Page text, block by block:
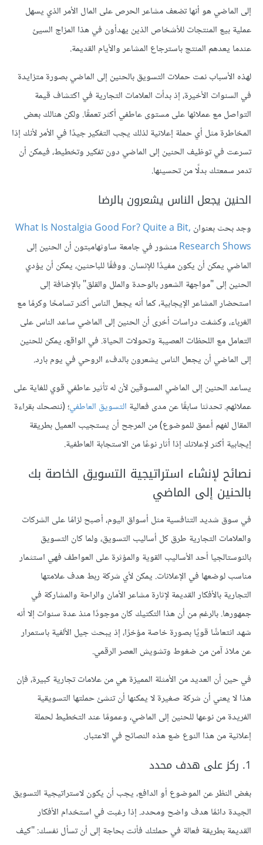
إلى الماضي هو أنها تضعف مشاعر الحرص على المال الأمر الذي يسهل
عملية بيع المنتجات للأشخاص الذين يهدأون في هذا المزاج السيئ
عندما يعدهم المنتج باسترجاع المشاعر والأيام القديمة.
لهذه الأسباب نمت حملات التسويق بالحنين إلى الماضي بصورة متزايدة
في السنوات الأخيرة، إذ بدأت العلامات التجارية في اكتشاف قيمة
التواصل مع عملائها على مستوى عاطفي أكثر تعمقًا. ولكن هنالك بعض
المخاطرة مثل أي حملة إعلانية لذلك يجب التفكير جيدًا في الأمر لأنك إذا
تسرعت في توظيف الحنين إلى الماضي دون تفكير وتخطيط، فيمكن أن
تدمر سمعتك بدلًا من تحسينها.
الحنين يجعل الناس يشعرون بالرضا
وجد بحث بعنوان What Is Nostalgia Good For? Quite a Bit,
Research Showsمنشور في جامعة ساوثهامبتون أن الحنين إلى
الماضي يمكن أن يكون مفيدًا للإنسان. ووفقًا للباحثين، يمكن أن يؤدي
الحنين إلى "مواجهة الشعور بالوحدة والملل والقلق" بالإضافة إلى
استحضار المشاعر الإيجابية، كما أنه يجعل الناس أكثر تسامحًا وكرمًا مع
الغرباء، وكشفت دراسات أخرى أن الحنين إلى الماضي ساعد الناس على
التعامل مع اللحظات العصيبة وتحولات الحياة. في الواقع، يمكن للحنين
إلى الماضي أن يجعل الناس يشعرون بالدفء الروحي في يوم بارد.
يساعد الحنين إلى الماضي المسوقين لأن له تأثير عاطفي قوي للغاية على
عملائهم. تحدثنا سابقًا عن مدى فعالية التسويق العاطفي؛ (ننصحك بقراءة
المقال لفهم أعمق للموضوع) من المرجح أن يستجيب العميل بطريقة
إيجابية أكثر لإعلانك إذا أثار نوعًا من الاستجابة العاطفية.
نصائح لإنشاء استراتيجية التسويق الخاصة بك
بالحنين إلى الماضي
في سوق شديد التنافسية مثل أسواق اليوم، أصبح لزامًا على الشركات
والعلامات التجارية طرق كل أساليب التسويق، ولما كان التسويق
بالنوستالجيا أحد الأساليب القوية والمؤثرة على العواطف فهي استثمار
مناسب لوضعها في الإعلانات. يمكن لأي شركة ربط هدف علامتها
التجارية بالأفكار القديمة لإثارة مشاعر الأمان والراحة والمشاركة في
جمهورها. بالرغم من أن هذا التكتيك كان موجودًا منذ عدة سنوات إلا أنه
شهد انتعاشًا قويًا بصورة خاصة مؤخرًا، إذ يبحث جيل الألفية باستمرار
عن ملاذ آمن من ضغوط وتشويش العصر الرقمي.
في حين أن العديد من الأمثلة المميزة هي من علامات تجارية كبيرة، فإن
هذا لا يعني أن شركة صغيرة لا يمكنها أن تنشئ حملتها التسويقية
الفريدة من نوعها للحنين إلى الماضي، وعمومًا عند التخطيط لحملة
إعلانية من هذا النوع ضع هذه النصائح في الاعتبار.
1. ركز على هدف محدد
بغض النظر عن الموضوع أو الدافع، يجب أن يكون لاستراتيجية التسويق
الجيدة دائمًا هدف واضح ومحدد. إذا رغبت في استخدام الأفكار
القديمة بطريقة فعالة في حملتك فأنت بحاجة إلى أن تسأل نفسك: "كيف